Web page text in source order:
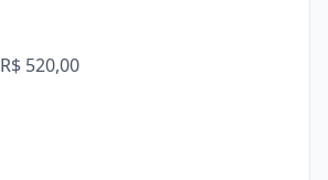
R$ 520,00